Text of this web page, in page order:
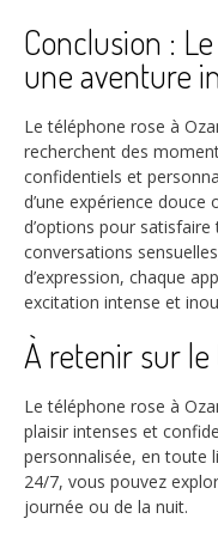
Conclusion :
une aventure
Le téléphone rose à
recherchent des
confidentiels et
d’une expérience
d’options pour
conversations
d’expression, chaque
excitation intense et
À retenir sur le
Le téléphone rose à
plaisir intenses et
personnalisée, en toute
24/7, vous pouvez
journée ou de la nuit.